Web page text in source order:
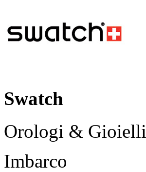
Swatch
Orologi & Gioielli
Imbarco